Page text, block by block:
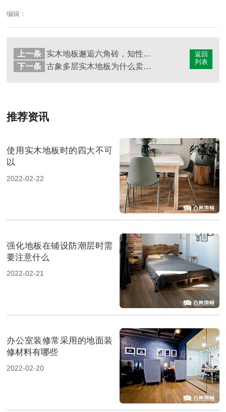
编辑：
返回
列表
上一条
实木地板邂逅六角砖，知性与优雅共存
下一条
古象多层实木地板为什么卖得那么好
推荐资讯
使用实木地板时的四大不可
以
2022-02-22
强化地板在铺设防潮层时需
要注意什么
2022-02-21
办公室装修常采用的地面装
修材料有哪些
2022-02-20